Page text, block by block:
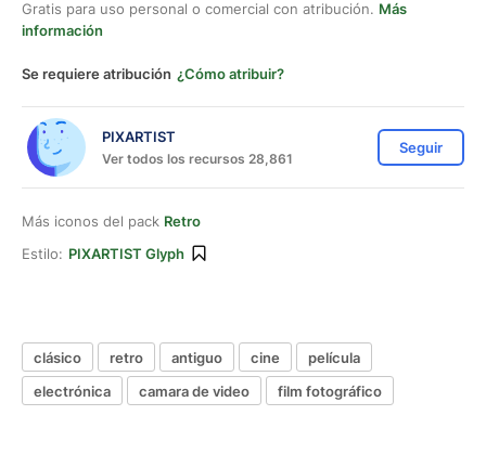
Gratis para uso personal o comercial con atribución. Más
información
Se requiere atribución ¿Cómo atribuir?
PIXARTIST
Ver todos los recursos 28,861
Seguir
Más iconos del pack Retro
Estilo: PIXARTIST Glyph
clásico retro antiguo cine
película
electrónica
camara de video film fotográfico